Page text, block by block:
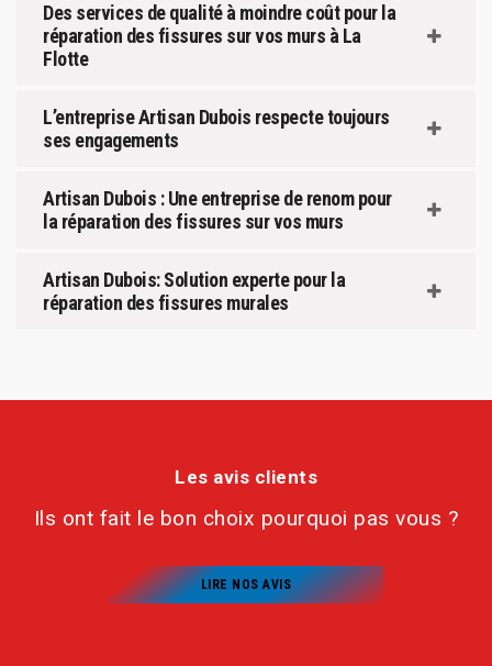
Des services de qualité à moindre coût pour la
réparation des fissures sur vos murs à La
Flotte
L’entreprise Artisan Dubois respecte toujours
ses engagements
Artisan Dubois : Une entreprise de renom pour
la réparation des fissures sur vos murs
Artisan Dubois: Solution experte pour la
réparation des fissures murales
Les avis clients
Ils ont fait le bon choix pourquoi pas vous ?
LIRE NOS AVIS